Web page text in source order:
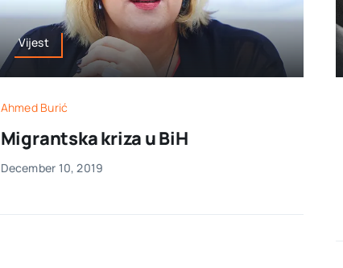
Vijest
Ahmed Burić
Migrantska kriza u BiH
December 10, 2019